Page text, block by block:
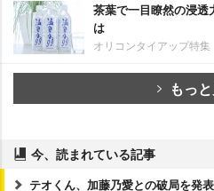
茶葉で一目瞭然の浸透
は
オリコンタイアップ特集
もっ
今、読まれている記事
テオくん、加藤乃愛との破局を発表